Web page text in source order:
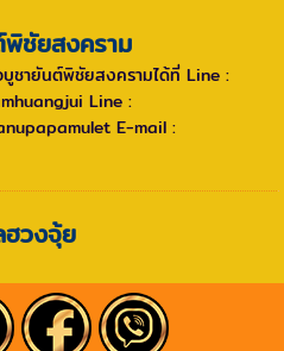
ชัยสงคราม
ชายันต์พิชัยสงครามได้ที่ Line :
Line :
E-mail :
วงจุ้ย